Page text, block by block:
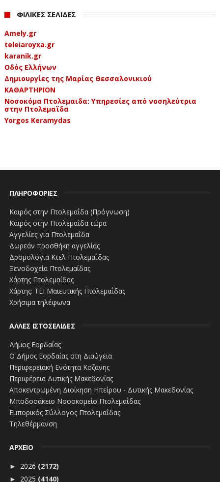
ΦΙΛΙΚΕΣ ΣΕΛΙΔΕΣ
Amely.gr
teleiaroyxa.gr
karanik.gr
Οδός Ελλήνων
Δημιουργίες της Μαρίας Θεσσαλονικιού
ΚΑΘΑΡΤΗΡΙΟΝ
Νοσοκόμα Πτολεμαιδα: Υπηρεσίες από νοσηλεύτρια
στην Πτολεμαΐδα
Yorgos Keramydas
ΠΛΗΡΟΦΟΡΙΕΣ
Καιρός στην Πτολεμαΐδα (Πρόγνωση)
Καιρός στην Πτολεμαΐδα τώρα
Αγγελίες για Πτολεμαΐδα
Δωρεάν προσθήκη αγγελίας
Δρομολόγια Κτελ Πτολεμαΐδας
Ξενοδοχεία Πτολεμαίδας
Χάρτης Πτολεμαίδας
Χάρτης: ΤΕΙ Μαιευτικής Πτολεμαΐδας
Χρήσιμα τηλέφωνα
ΑΛΛΕΣ ΙΣΤΟΣΕΛΙΔΕΣ
Δήμος Εορδαίας
Ο Δήμος Εορδαίας στη Διαύγεια
Περιφερειακή Ενότητα Κοζάνης
Περιφέρεια Δυτικής Μακεδονίας
Αποκεντρωμένη Διοίκηση Ηπείρου - Δυτικής Μακεδονίας
Μποδοσάκειο Νοσοκομείο Πτολεμαΐδας
Εμπορικός Σύλλογος Πτολεμαΐδας
Τηλεθέρμανση
ΑΡΧΕΙΟ
► 2026 (2172)
► 2025 (4140)